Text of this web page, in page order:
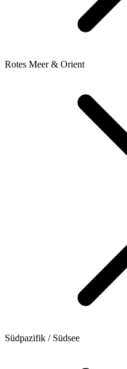
Rotes Meer & Orient
Südpazifik / Südsee